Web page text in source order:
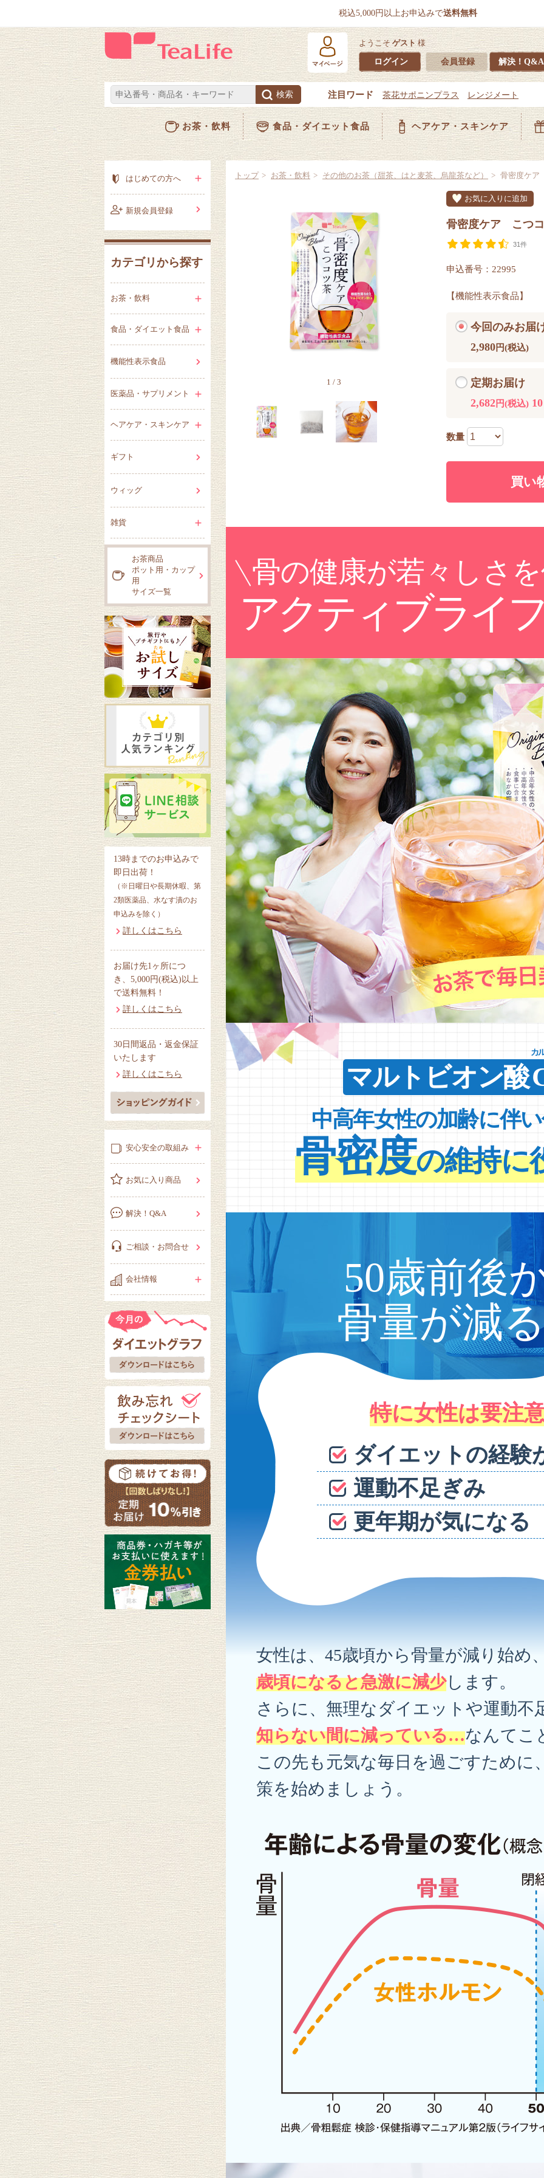
税込5,000円以上お申込みで送料無料
ようこそゲスト 様
ログイン 会員登録 解決！Q&A
お茶・飲料 食品・ダイエット食品 ヘアケア・スキンケア
トップ お茶・飲料 その他のお茶（甜茶、はと麦茶、烏龍茶など） 骨密度ケア
1 / 3
お気に入りに追加
骨密度ケア こつ
31件
申込番号：22995
【機能性表示食品】
今回のみお届
2,980円(税込)
定期お届け
2,682円(税込)10
数量
買い
骨の健康が若々しさ
アクティブライ
マルトビオン酸
中高年女性の加齢に伴
骨密度の維持に
50歳前後
骨量が減
特に女性は要注
ダイエットの経験
運動不足ぎみ
更年期が気になる
女性は、45歳頃から骨量が減り始め
歳頃になると急激に減少します。
さらに、無理なダイエットや運動不
知らない間に減っている…なんてこ
この先も元気な毎日を過ごすために
策を始めましょう。
はじめての方へ
新規会員登録
カテゴリから探す
お茶・飲料
食品・ダイエット食品
機能性表示食品
医薬品・サプリメント
ヘアケア・スキンケア
ギフト
ウィッグ
雑貨
お茶商品
ポット用・カップ
用
サイズ一覧
13時までのお申込みで
即日出荷！
（※日曜日や長期休暇、第
2類医薬品、水なす漬のお
申込みを除く）
詳しくはこちら
お届け先1ヶ所につ
き、5,000円(税込)以上
で送料無料！
詳しくはこちら
30日間返品・返金保証
いたします
詳しくはこちら
安心安全の取組み
お気に入り商品
解決！Q&A
ご相談・お問合せ
会社情報